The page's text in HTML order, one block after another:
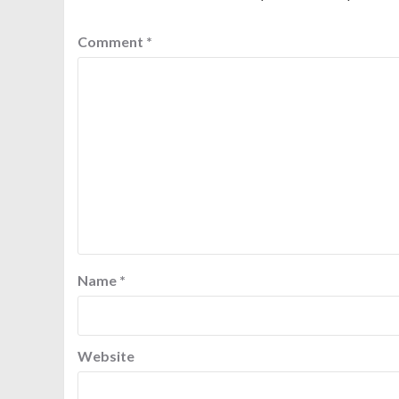
Comment *
Name *
Website